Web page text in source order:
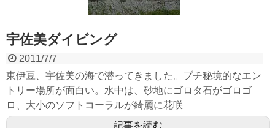
宇佐美ダイビング
2011/7/7
東伊豆、宇佐美の海で潜ってきました。プチ秘境的なエン
トリー場所が面白い。水中は、砂地にゴロタ石がゴロゴ
ロ、大小のソフトコーラルが綺麗に花咲
記事を読む